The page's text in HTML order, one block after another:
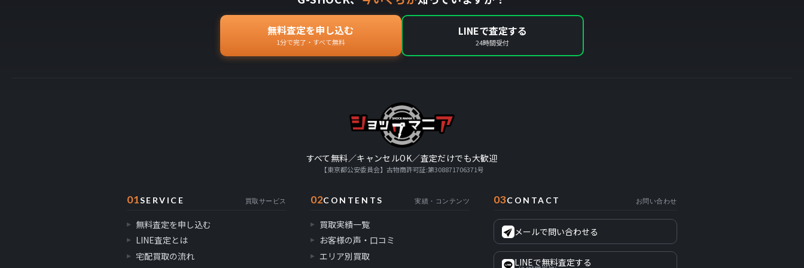
無料査定を申し込む
1分で完了・すべて無料
LINEで査定する
24時間受付
すべて無料／キャンセルOK／査定だけでも大歓迎
【東京都公安委員会】古物商許可証:第308871706371号
01SERVICE 買取サービス
無料査定を申し込む
LINE査定とは
宅配買取の流れ
02CONTENTS 実績・コンテンツ
買取実績一覧
お客様の声・口コミ
エリア別買取
03CONTACT お問い合わせ
メールで問い合わせる
LINEで無料査定する